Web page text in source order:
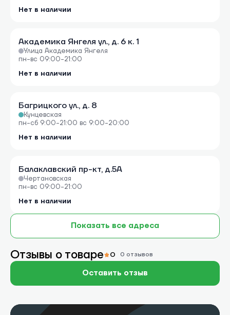
Нет в наличии
Академика Янгеля ул., д. 6 к. 1
Улица Академика Янгеля
пн-вс 09:00-21:00
Нет в наличии
Багрицкого ул., д. 8
Кунцевская
пн-сб 9:00-21:00 вс 9:00-20:00
Нет в наличии
Балаклавский пр-кт, д.5А
Чертановская
пн-вс 09:00-21:00
Нет в наличии
Показать все адреса
Отзывы о товаре 0 0 отзывов
Оставить отзыв